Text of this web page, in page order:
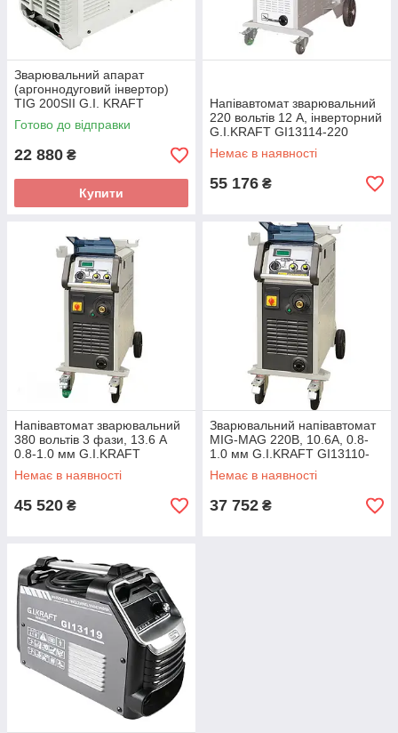
Зварювальний апарат
(аргоннодуговий інвертор)
TIG 200SII G.I. KRAFT
GI13117
Готово до відправки
22 880 ₴
Купити
Напівавтомат зварювальний
220 вольтів 12 А, інверторний
G.I.KRAFT GI13114-220
Немає в наявності
55 176 ₴
Напівавтомат зварювальний
380 вольтів 3 фази, 13.6 A
0.8-1.0 мм G.I.KRAFT
GI13112
Немає в наявності
45 520 ₴
Зварювальний напівавтомат
MIG-MAG 220В, 10.6А, 0.8-
1.0 мм G.I.KRAFT GI13110-
220
Немає в наявності
37 752 ₴